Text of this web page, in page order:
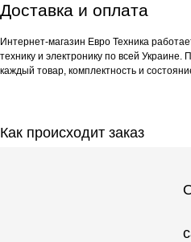
Доставка и оплата
Интернет-магазин Евро Техника
технику и электронику по всей
каждый товар, комплектность и
Как происходит заказ